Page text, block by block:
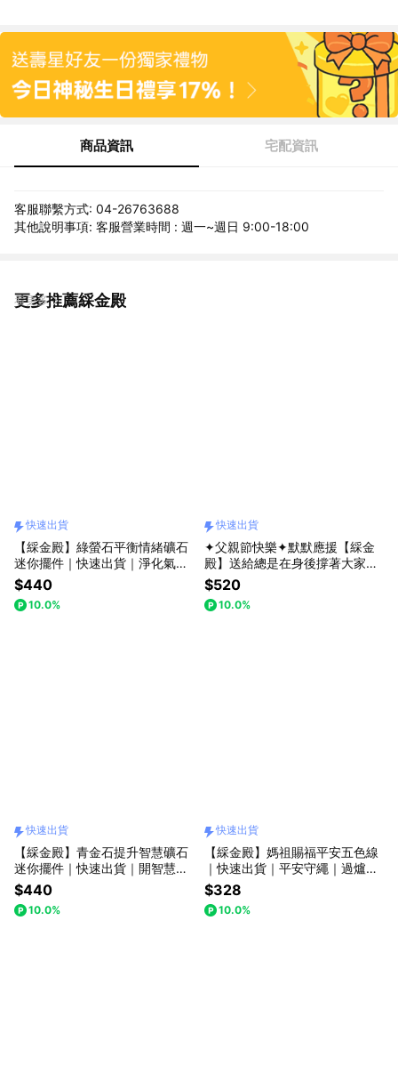
商品資訊 宅配資訊
客服聯繫方式: 04-26763688
其他說明事項: 客服營業時間 : 週一~週日 9:00-18:00
更多推薦綵金殿
看更多
快速出貨
【綵金殿】綠螢石平衡情緒礦石
迷你擺件｜快速出貨｜淨化氣場
｜增強智慧｜螢石｜禮物｜送禮
｜生日｜生日禮物｜交換禮物
$440
10.0%
快速出貨
✦父親節快樂✦默默應援【綵金
殿】送給總是在身後撐著大家的
你｜快速出貨｜黑曜石 礦石擺件
避邪化煞 穩定能量 水晶 開運小
物 父親節禮物 送禮推薦
$520
10.0%
快速出貨
【綵金殿】青金石提升智慧礦石
迷你擺件｜快速出貨｜開智慧｜
啟發靈感｜禮物｜送禮｜生日｜
生日禮物｜交換禮物
$440
10.0%
快速出貨
【綵金殿】媽祖賜福平安五色線
｜快速出貨｜平安守繩｜過爐加
持｜禮物｜送禮｜生日｜生日禮
物｜交換禮物
$328
10.0%